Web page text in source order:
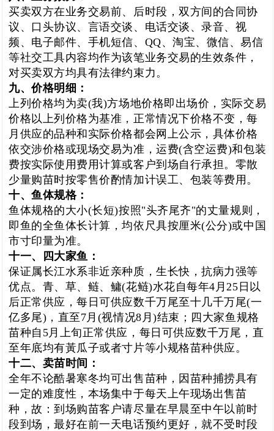
买卖双方在业务交易前、后时段，双方间的合同协
议、口头协议、言语交谈、电话交谈、录音、视
频、电子邮件、手机短信、QQ、淘宝、微信、易信
等社交工具内容均作为该笔业务交易的生效条件，
对买卖双方均具有法律约束力。
九、价格明细：
上列价格均为卖(我)方场地价格即出场价，实际交易
价格以上列价格为基准，正常情况下价格不变，每
月供应的品种和实际价格都会网上公示，具体价格
依交涉价格或现场交易为准，运费(含空运费)和包装
费按实际使用费用计算或客户到场自行承担。零散
少量购苗时按零售价酌情加计误工、包装等费用。
十、鱼体规格：
鱼体规格的大小(长短)按照"头齐尾齐"的丈量规则，
即鱼的全鱼体长计算，均依尺具按厘米(公分)或中国
市寸印量为准。
十一、四大家鱼：
保证属长江水系非近亲种质，生长快，抗病力强等
优点。青、草、鲢、鳙(花鲢)水花自每年4月25日以
后正常供应，每日可供应数千万尾至十几千万尾(一
亿多尾)，直至7月(视情况8月)结束；四大家鱼规格
苗种自5月上旬正常供应，每日可供应数千万尾，直
至年底均有黃瓜子或者寸片等小规格苗种供应。
十二、卖苗时间：
全年不论酷暑寒冬均可出售苗种，因苗种捕捞具有
一定的难度性，本场集中于每天上午现场出售苗
种，故：到场购苗客户请尽量在早晨至中午以前时
段到场，最好在前一天电话预约更好，就不受时段